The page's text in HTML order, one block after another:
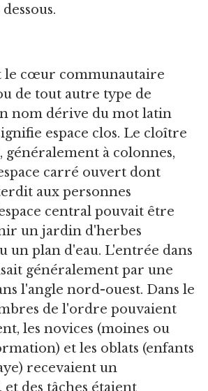
le cœur communautaire
de tout autre type de
nom dérive du mot latin
espace clos. Le cloître
généralement à colonnes,
carré ouvert dont
aux personnes
central pouvait être
un jardin d'herbes
un plan d'eau. L'entrée dans
généralement par une
l'angle nord-ouest. Dans le
de l'ordre pouvaient
les novices (moines ou
et les oblats (enfants
recevaient un
des tâches étaient